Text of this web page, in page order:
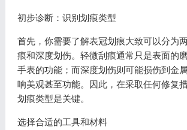
初步诊断：识别划痕类型
首先，你需要了解表冠划痕大致可以分为
痕和深度划伤。轻微刮痕通常只是表面的
手表的功能；而深度划伤则可能损伤到金
响美观甚至功能。因此，在采取任何修复
划痕类型是关键。
选择合适的工具和材料